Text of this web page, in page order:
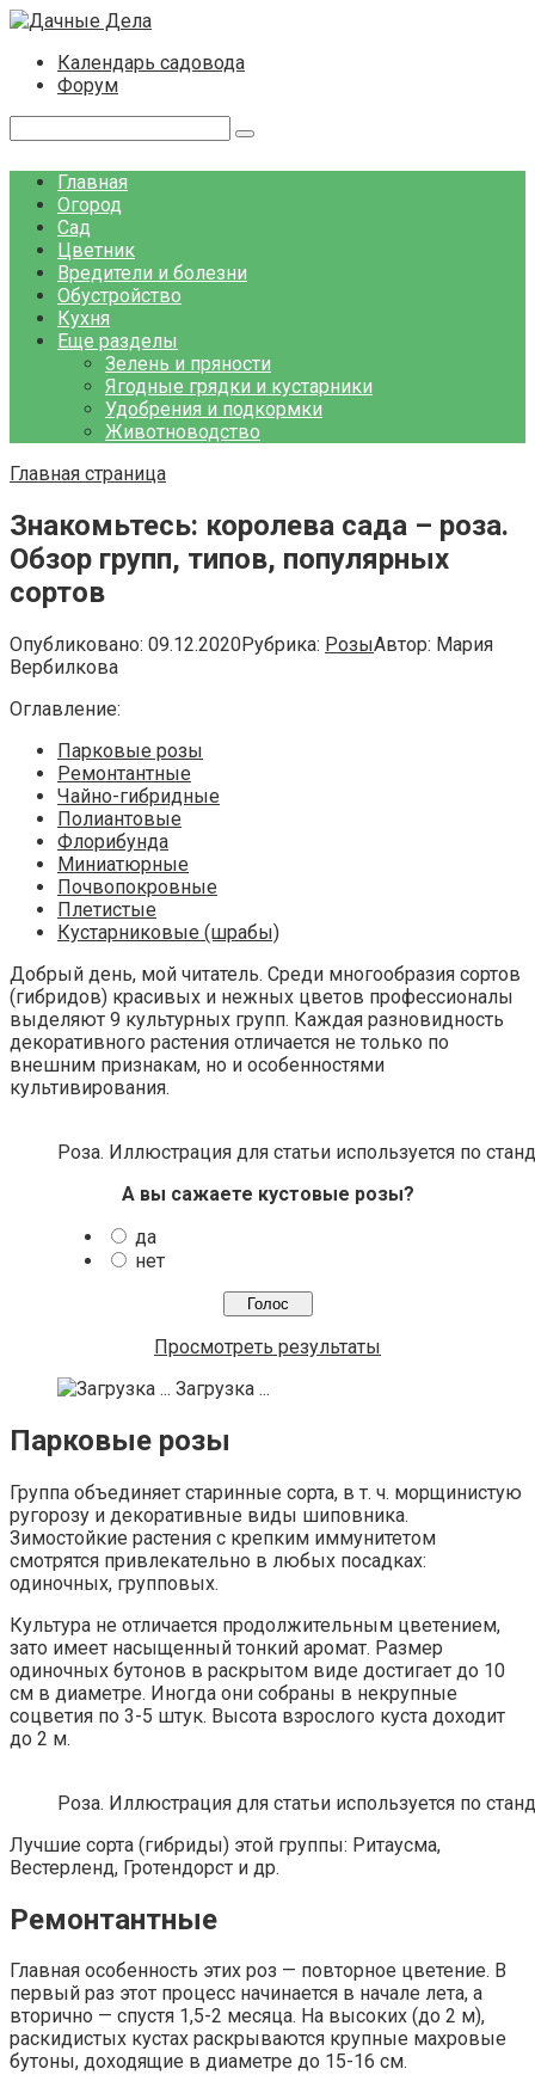
Перейти
контентуКалендарь садовода
Форум
Главная
Огород
Сад
Цветник
Вредители и болезни
Обустройство
Кухня
Еще разделы
Зелень и пряности
Ягодные грядки и кустарники
Удобрения и подкормки
Животноводство
Главная страница
Знакомьтесь: королева сада – роза.
Обзор групп, типов, популярных
сортов
Опубликовано: 09.12.2020Рубрика: РозыАвтор: Мария
Вербилкова
Оглавление:
Парковые розы
Ремонтантные
Чайно-гибридные
Полиантовые
Флорибунда
Миниатюрные
Почвопокровные
Плетистые
Кустарниковые (шрабы)
Добрый день, мой читатель. Среди многообразия сортов
(гибридов) красивых и нежных цветов профессионалы
выделяют 9 культурных групп. Каждая разновидность
декоративного растения отличается не только по
внешним признакам, но и особенностями
культивирования.
Роза. Иллюстрация для статьи используется по
А вы сажаете кустовые розы?
да
нет
Просмотреть результаты
Загрузка ...
Парковые розы
Группа объединяет старинные сорта, в т. ч. морщинистую
ругорозу и декоративные виды шиповника.
Зимостойкие растения с крепким иммунитетом
смотрятся привлекательно в любых посадках:
одиночных, групповых.
Культура не отличается продолжительным цветением,
зато имеет насыщенный тонкий аромат. Размер
одиночных бутонов в раскрытом виде достигает до 10
см в диаметре. Иногда они собраны в некрупные
соцветия по 3-5 штук. Высота взрослого куста доходит
до 2 м.
Роза. Иллюстрация для статьи используется по
Лучшие сорта (гибриды) этой группы: Ритаусма,
Вестерленд, Гротендорст и др.
Ремонтантные
Главная особенность этих роз — повторное цветение. В
первый раз этот процесс начинается в начале лета, а
вторично — спустя 1,5-2 месяца. На высоких (до 2 м),
раскидистых кустах раскрываются крупные махровые
бутоны, доходящие в диаметре до 15-16 см.